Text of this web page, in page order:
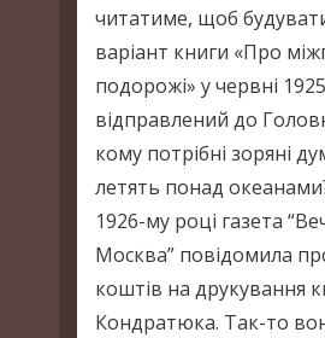
читатиме, щоб
варіант книги «Про
подорожі» у червні
відправлений до
кому потрібні зоряні
летять понад
1926-му році газета
Москва” повідомила
коштів на друкування
Кондратюка. Так-то